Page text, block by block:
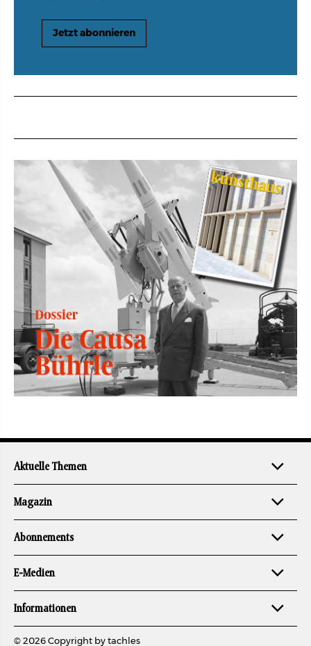
Jetzt abonnieren
Aktuelle Themen
Magazin
Abonnements
E-Medien
Informationen
© 2026 Copyright by tachles